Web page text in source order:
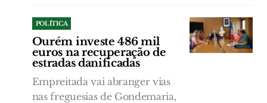
POLÍTICA
Ourém investe 486 mil
euros na recuperação de
estradas danificadas
Empreitada vai abranger vias
nas freguesias de Gondemaria,